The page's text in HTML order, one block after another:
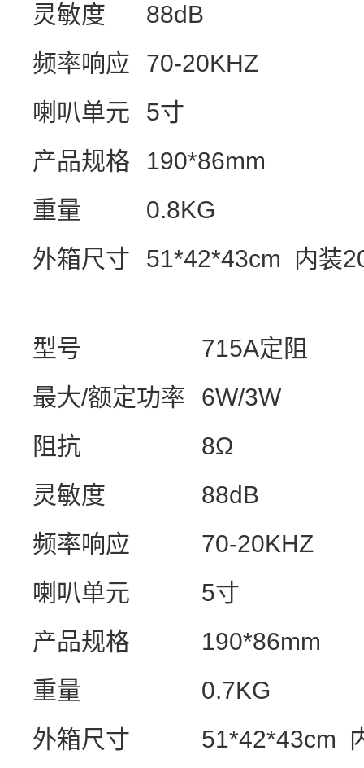
灵敏度
88dB
频率响应
70-20KHZ
喇叭单元
5寸
产品规格
190*86mm
重量
0.8KG
外箱尺寸
51*42*43cm 内装
型号 715A定阻
最大/额定功率
6W/3W
阻抗
8Ω
灵敏度
88dB
频率响应
70-20KHZ
喇叭单元
5寸
产品规格
190*86mm
重量
0.7KG
外箱尺寸
51*42*43cm